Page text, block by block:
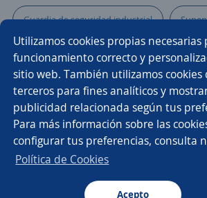
Utilizamos cookies propias necesarias
funcionamiento correcto y
sitio web. También utilizamos cookies
terceros para fines analíticos y
publicidad relacionada según tus
Para más información sobre las
configurar tus preferencias, consulta
Política de Cookies
Acepto
Guardia de seguridad industrial
Ejecutivo/a comercial Lavandería
Médico/a especialista en salud ocupacional
Operador/a de medios tecnológicos
Supervisor/a de aseo
Ayudante de limpieza
Buscar es más fácil en
CT App